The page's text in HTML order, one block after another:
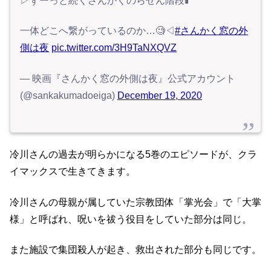
一体どこへ繋がっているのか…🧐◁#さんかく窓の外
側は夜 pic.twitter.com/3H9TaNXQVZ
— 映画『さんかく窓の外側は夜』公式アカウント
(@sankakumadoeiga) December 19, 2020
冷川さんの過去が明らかになる5巻のエピソードが、クラ
イマックスで生きてきます。
冷川さんの母親が属していた宗教団体「掌光会」で「大掌
様」と呼ばれ、呪いを祓う役目をしていた部分は同じ。
また施設で集団殺人が起き、救出された部分も同じです。